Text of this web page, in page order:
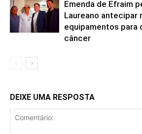
Emenda de Efraim
Laureano antecipar
equipamentos para
câncer
DEIXE UMA RESPOSTA